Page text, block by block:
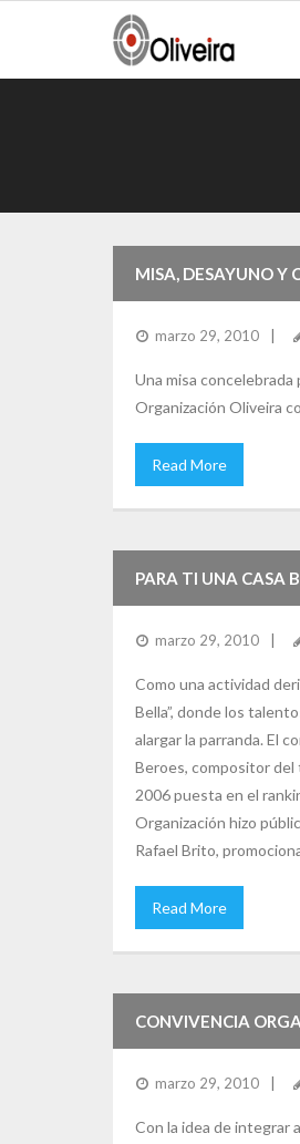
MISA, DESAYUNO Y
marzo 29, 2010
Una misa
Organización Oliveira
Read More
PARA TI UNA CASA
marzo 29, 2010
Como una actividad
Bella”, donde los
alargar la parranda. El
Beroes, compositor del
2006 puesta en el
Organización hizo
Rafael Brito,
Read More
CONVIVENCIA
marzo 29, 2010
Con la idea de integrar